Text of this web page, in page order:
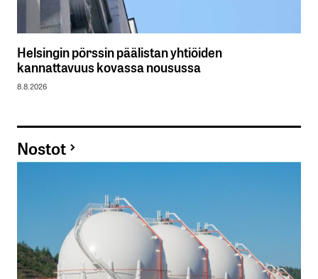
Helsingin pörssin päälistan yhtiöiden
kannattavuus kovassa nousussa
8.8.2026
Nostot